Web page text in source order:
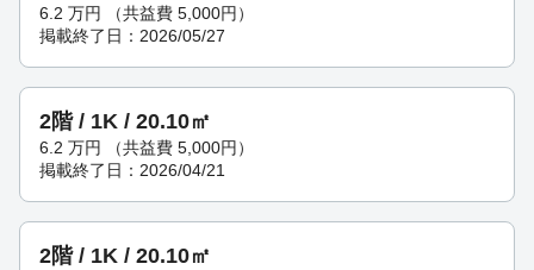
6.2 万円 （共益費 5,000円）
掲載終了日：2026/05/27
2階 / 1K / 20.10㎡
6.2 万円 （共益費 5,000円）
掲載終了日：2026/04/21
2階 / 1K / 20.10㎡